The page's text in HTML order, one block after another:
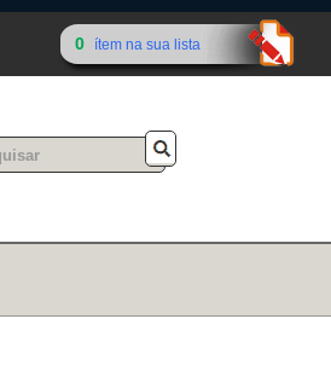
0 ítem na sua lista